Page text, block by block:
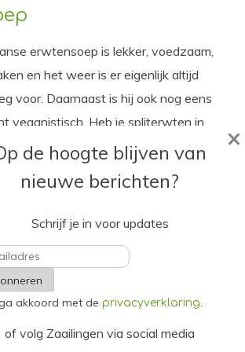
erwtensoep is lekker, voedzaam,
en het weer is er eigenlijk altijd
voor. Daarnaast is hij ook nog eens
veganistisch. Heb je spliterwten in
hem over een uur al proeven!
de hoogte blijven van
nieuwe berichten?
Schrijf je in voor updates
akkoord met de privacyverklaring.
of volg Zaailingen via social media
×